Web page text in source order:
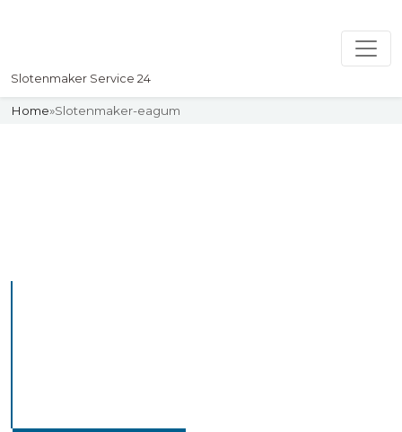
Slotenmaker Service 24
Home»Slotenmaker-eagum